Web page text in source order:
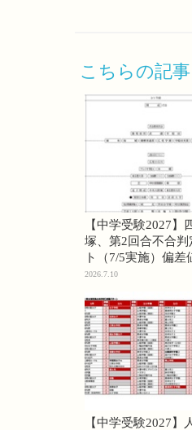
こちらの記
【中学受験2027】
塚、第2回合不合判
ト（7/5実施）偏
74・桜蔭70＜PR＞
2026.7.10
【中学受験2027】